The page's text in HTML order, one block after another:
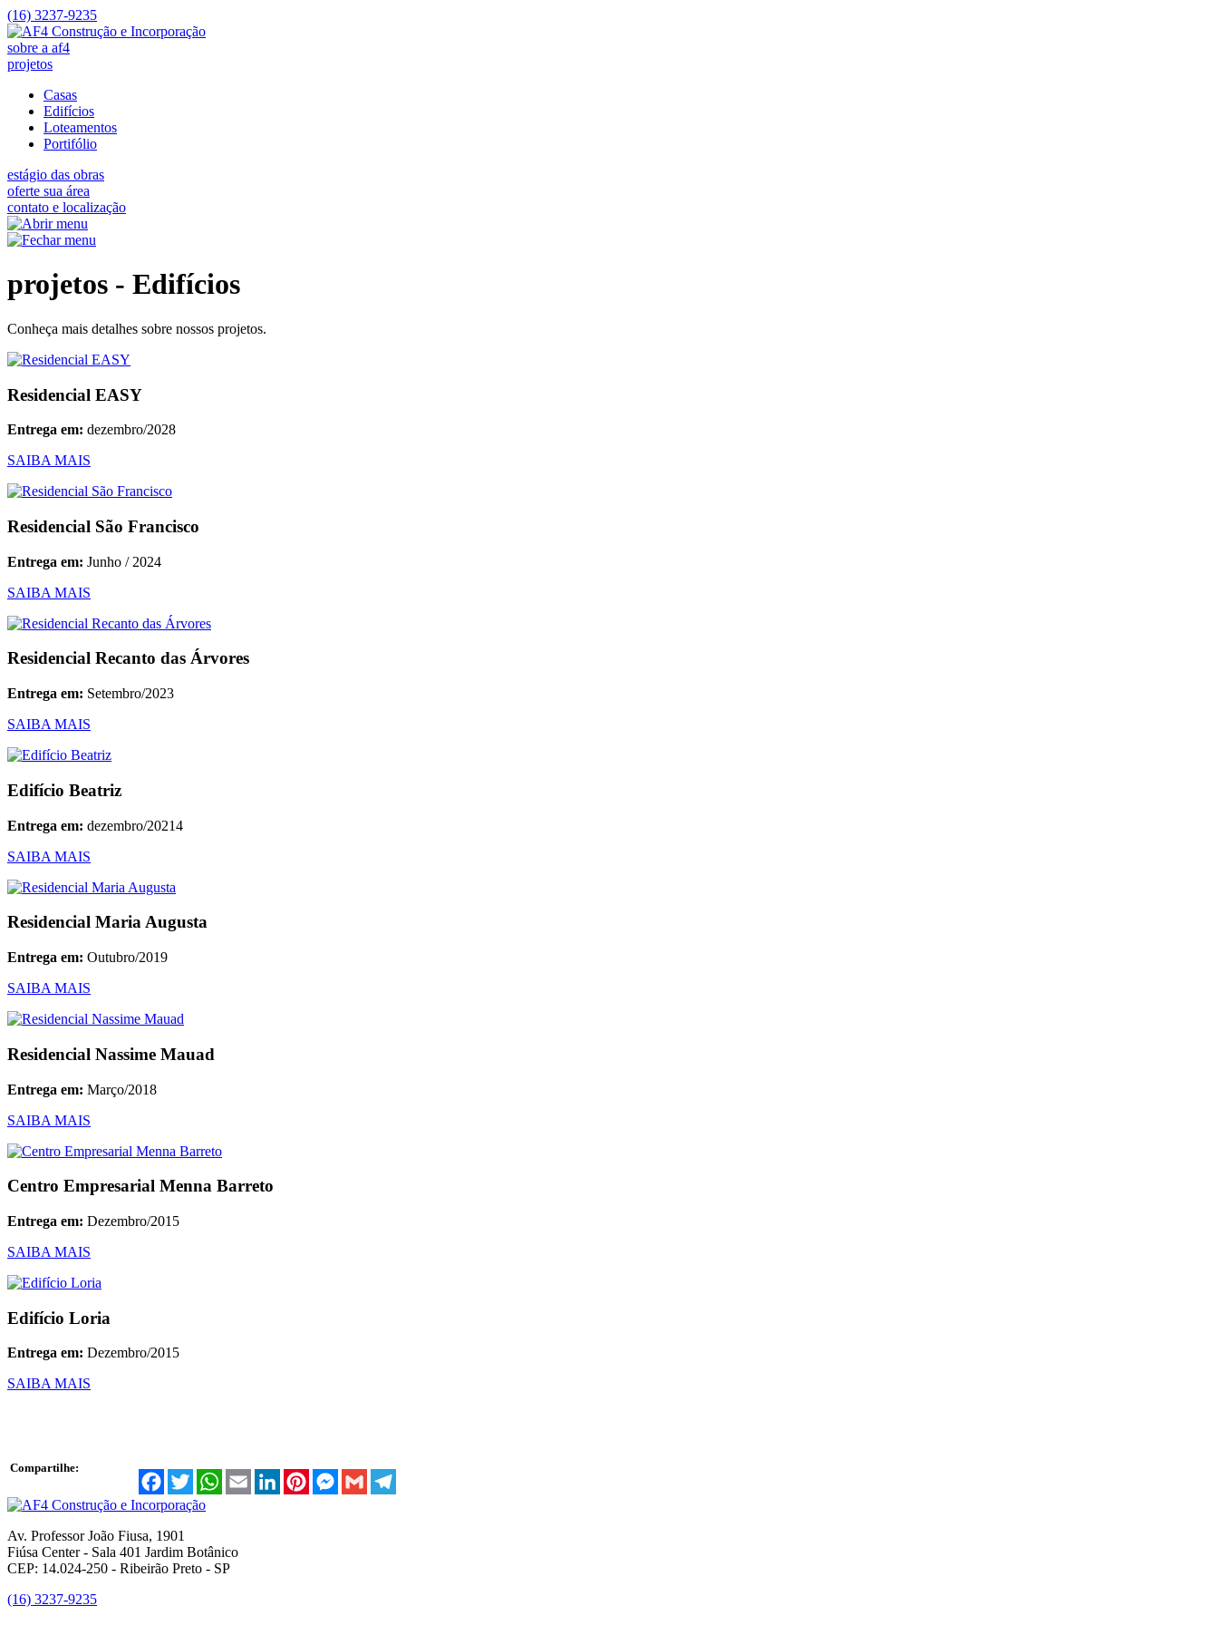
(16) 3237-9235
sobre a af4
projetos
Casas
Edifícios
Loteamentos
Portifólio
estágio das obras
oferte sua área
contato e localização
projetos - Edifícios
Conheça mais detalhes sobre nossos projetos.
Residencial EASY
Entrega em: dezembro/2028
SAIBA MAIS
Residencial São Francisco
Entrega em: Junho / 2024
SAIBA MAIS
Residencial Recanto das Árvores
Entrega em: Setembro/2023
SAIBA MAIS
Edifício Beatriz
Entrega em: dezembro/20214
SAIBA MAIS
Residencial Maria Augusta
Entrega em: Outubro/2019
SAIBA MAIS
Residencial Nassime Mauad
Entrega em: Março/2018
SAIBA MAIS
Centro Empresarial Menna Barreto
Entrega em: Dezembro/2015
SAIBA MAIS
Edifício Loria
Entrega em: Dezembro/2015
SAIBA MAIS
Compartilhe:
FacebookTwitterWhatsApp
Email LinkedInPinterestMessenger
Gmail
Av. Professor João Fiusa, 1901
Fiúsa Center - Sala 401 Jardim Botânico
CEP: 14.024-250 - Ribeirão Preto - SP
(16) 3237-9235